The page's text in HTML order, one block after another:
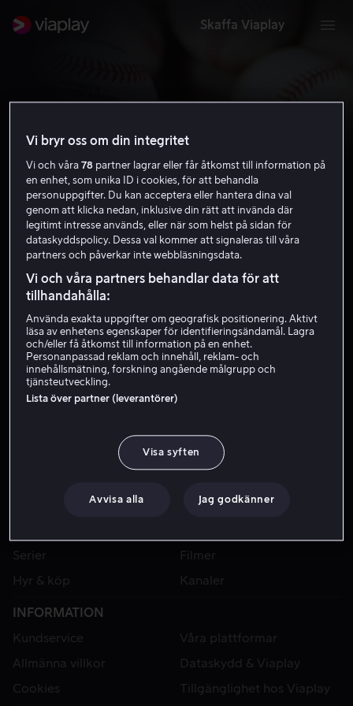
Skaffa Viaplay
Major League Baseball
Skaffa Viaplay
Serier
Filmer
Hyr & köp
Kanaler
INFORMATION
Kundservice
Våra plattformar
Allmänna villkor
Dataskydd & Viaplay
Cookies
Tillgänglighet hos Viaplay
Vi bryr oss om din integritet
Vi och våra78 partner lagrar eller får åtkomst till information på
en enhet, som unika ID i cookies, för att behandla
personuppgifter. Du kan acceptera eller hantera dina val
genom att klicka nedan, inklusive din rätt att invända där
legitimt intresse används, eller när som helst på sidan för
dataskyddspolicy. Dessa val kommer att signaleras till våra
partners och påverkar inte webbläsningsdata.
Vi och våra partners behandlar data för att
tillhandahålla:
Använda exakta uppgifter om geografisk positionering. Aktivt
läsa av enhetens egenskaper för identifieringsändamål. Lagra
och/eller få åtkomst till information på en enhet.
Personanpassad reklam och innehåll, reklam- och
innehållsmätning, forskning angående målgrupp och
tjänsteutveckling.
Lista över partner (leverantörer)
Visa syften
Avvisa alla Jag godkänner